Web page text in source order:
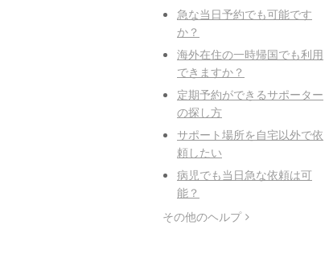
急な当日予約でも可能です
か？
海外在住の一時帰国でも利用
できますか？
定期予約ができるサポーター
の探し方
サポート場所を自宅以外で依
頼したい
病児でも当日急な依頼は可
能？
その他のヘルプ